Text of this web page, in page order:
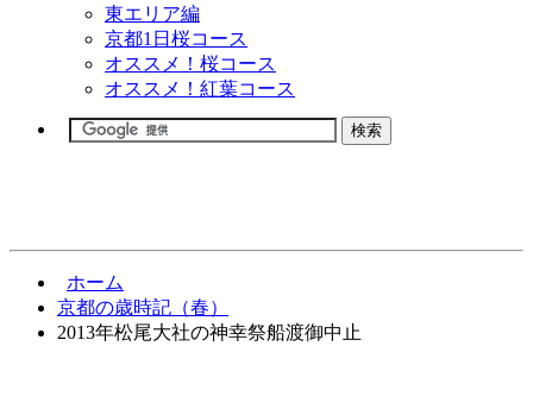
東エリア編
京都1日桜コース
オススメ！桜コース
オススメ！紅葉コース
ホーム
京都の歳時記（春）
2013年松尾大社の神幸祭船渡御中止